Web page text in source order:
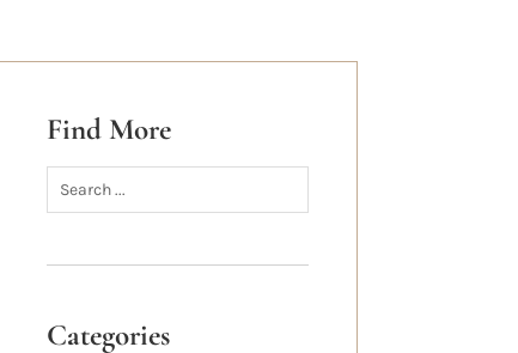
Find More
Categories